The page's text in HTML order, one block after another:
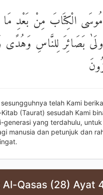
مُوسَى الْكِتَابَ مِنْ بَعْدِ مَا
بَصَائِرَ لِلنَّاسِ وَهُدًى
telah Kami
Kitab (Taurat) sesudah Kami
generasi yang terdahulu,
manusia dan petunjuk dan
Al-Qasas (28) Ayat